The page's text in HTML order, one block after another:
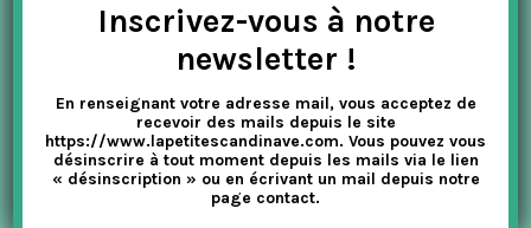
Inscrivez-vous à notre
newsletter !
En renseignant votre adresse mail, vous acceptez de
recevoir des mails depuis le site
https://www.lapetitescandinave.com. Vous pouvez vous
désinscrire à tout moment depuis les mails via le lien
« désinscription » ou en écrivant un mail depuis notre
page contact.